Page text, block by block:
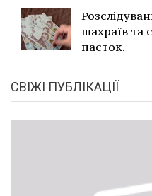
шахраїв та
пасток.
СВІЖІ ПУБЛІКАЦІЇ